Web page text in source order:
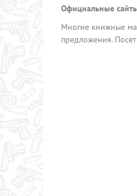
Официальные
Многие книжные
предложения.